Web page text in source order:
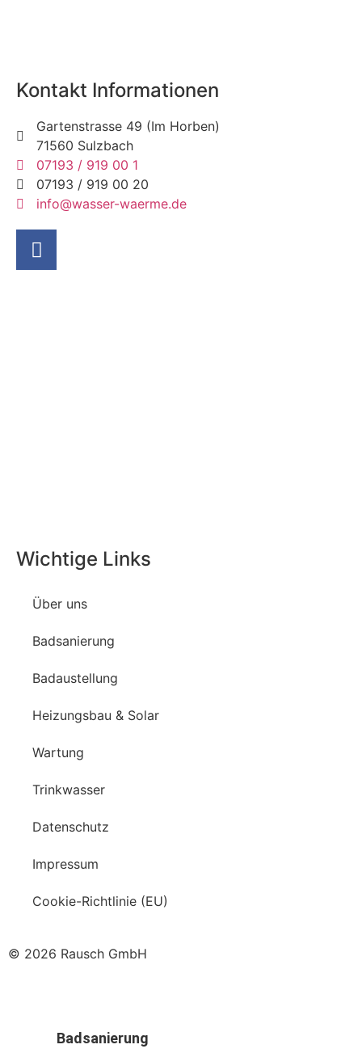
Kontakt Informationen
Gartenstrasse 49 (Im Horben)
71560 Sulzbach
07193 / 919 00 1
07193 / 919 00 20
info@wasser-waerme.de
Wichtige Links
Über uns
Badsanierung
Badaustellung
Heizungsbau & Solar
Wartung
Trinkwasser
Datenschutz
Impressum
Cookie-Richtlinie (EU)
© 2026 Rausch GmbH
Badsanierung